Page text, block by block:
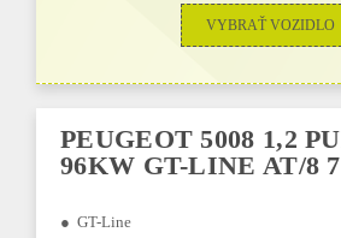
VYBRAŤ VOZIDLO
PEUGEOT 5008 1,2
96KW GT-LINE AT/8
● GT-Line